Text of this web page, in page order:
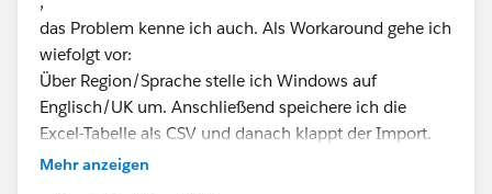
das Problem kenne ich auch. Als Workaround gehe ich
wiefolgt vor:
Über Region/Sprache stelle ich Windows auf
Englisch/UK um. Anschließend speichere ich die
Excel-Tabelle als CSV und danach klappt der Import.
Viele Grüße
Mehr anzeigen